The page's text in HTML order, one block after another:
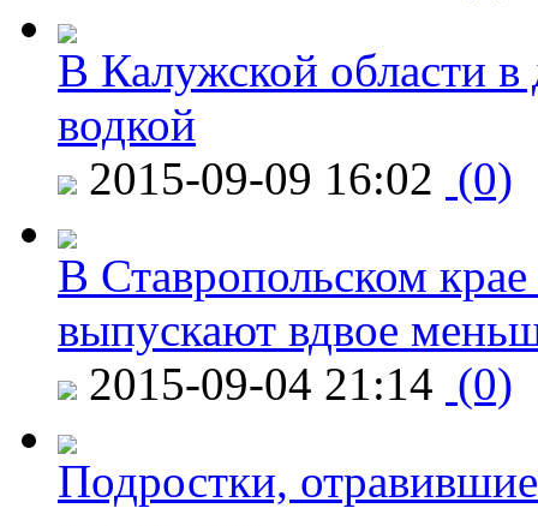
В Калужской области в
водкой
2015-09-09 16:02 (0)
В Ставропольском
выпускают вдвое
2015-09-04 21:14 (0)
Подростки,